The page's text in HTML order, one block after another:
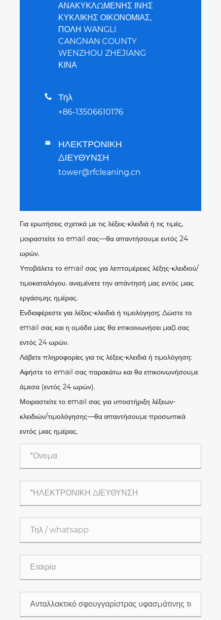
ΑΝΑΚΥΚΛΩΜΕΝΗΣ ΙΝΗΣ
ΚΥΚΛΙΚΗΣ ΟΙΚΟΝΟΜΙΑΣ,
ΠΟΛΗ WANGLI
CANGNAN COUNTY
WENZHOU ZHEJIANG
ΚΙΝΑ
 Τηλ
+86-13506610176

ΗΛΕΚΤΡΟΝΙΚΗ
ΔΙΕΥΘΥΝΣΗ
tower@rfcleaning.cn
Για ερωτήσεις σχετικά με τις λέξεις-κλειδιά ή τις τιμές,
μοιραστείτε το email σας—θα απαντήσουμε εντός 24
ωρών.
Υποβάλετε το email σας για λεπτομέρειες λέξης-κλειδιού/
τιμοκαταλόγου. αναμένετε την απάντησή μας εντός μιας
εργάσιμης ημέρας.
Ενδιαφέρεστε για λέξεις-κλειδιά ή τιμολόγηση; Δώστε το
email σας και η ομάδα μας θα επικοινωνήσει μαζί σας
εντός 24 ωρών.
Λάβετε πληροφορίες για τις λέξεις-κλειδιά ή τιμολόγηση:
Αφήστε το email σας παρακάτω και θα επικοινωνήσουμε
άμεσα (εντός 24 ωρών).
Μοιραστείτε το email σας για υποστήριξη λέξεων-
κλειδιών/τιμολόγησης—θα απαντήσουμε προσωπικά
εντός μιας ημέρας.